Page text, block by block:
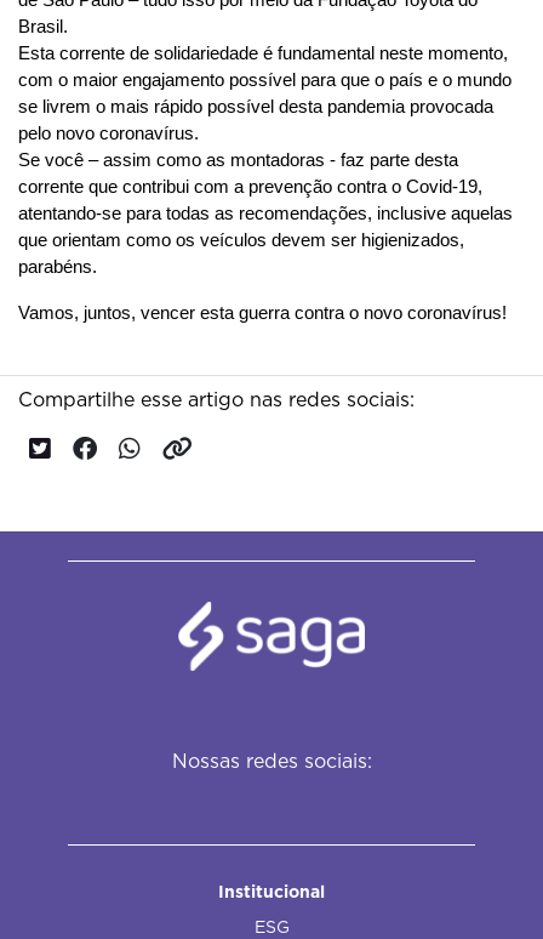
Brasil.
Esta corrente de solidariedade é fundamental neste momento,
com o maior engajamento possível para que o país e o mundo
se livrem o mais rápido possível desta pandemia provocada
pelo novo coronavírus.
Se você – assim como as montadoras - faz parte desta
corrente que contribui com a prevenção contra o Covid-19,
atentando-se para todas as recomendações, inclusive aquelas
que orientam como os veículos devem ser higienizados,
parabéns.
Vamos, juntos, vencer esta guerra contra o novo coronavírus!
Compartilhe esse artigo nas redes sociais:
Nossas redes sociais:
Institucional
ESG